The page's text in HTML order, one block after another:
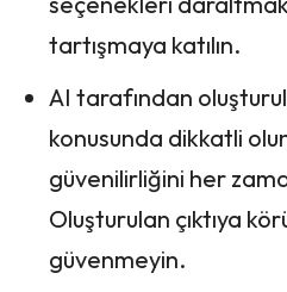
tartışmaya katılın.
AI tarafından
konusunda dikkatli
güvenilirliğini her
Oluşturulan çıktıya
güvenmeyin.